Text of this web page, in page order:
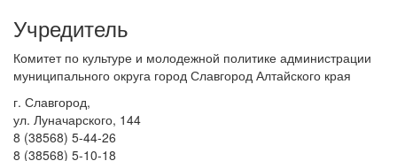
Учредитель
Комитет по культуре и молодежной политике администрации
муниципального округа город Славгород Алтайского края
г. Славгород,
ул. Луначарского, 144
8 (38568) 5-44-26
8 (38568) 5-10-18